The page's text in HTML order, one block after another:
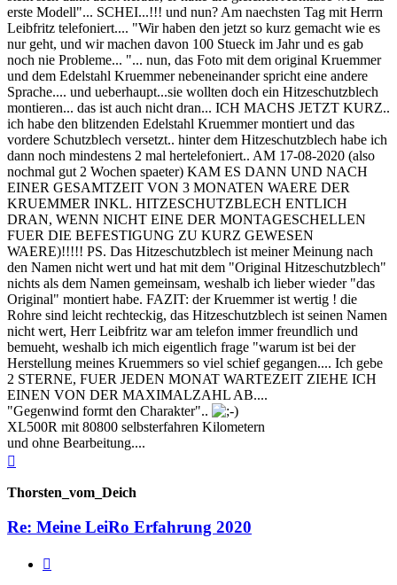
erste Modell"... SCHEI...!!! und nun? Am naechsten Tag mit Herrn
Leibfritz telefoniert.... "Wir haben den jetzt so kurz gemacht wie es
nur geht, und wir machen davon 100 Stueck im Jahr und es gab
noch nie Probleme... "... nun, das Foto mit dem original Kruemmer
und dem Edelstahl Kruemmer nebeneinander spricht eine andere
Sprache.... und ueberhaupt...sie wollten doch ein Hitzeschutzblech
montieren... das ist auch nicht dran... ICH MACHS JETZT KURZ..
ich habe den blitzenden Edelstahl Kruemmer montiert und das
vordere Schutzblech versetzt.. hinter dem Hitzeschutzblech habe ich
dann noch mindestens 2 mal hertelefoniert.. AM 17-08-2020 (also
nochmal gut 2 Wochen spaeter) KAM ES DANN UND NACH
EINER GESAMTZEIT VON 3 MONATEN WAERE DER
KRUEMMER INKL. HITZESCHUTZBLECH ENTLICH
DRAN, WENN NICHT EINE DER MONTAGESCHELLEN
FUER DIE BEFESTIGUNG ZU KURZ GEWESEN
WAERE)!!!!! PS. Das Hitzeschutzblech ist meiner Meinung nach
den Namen nicht wert und hat mit dem "Original Hitzeschutzblech"
nichts als dem Namen gemeinsam, weshalb ich lieber wieder "das
Original" montiert habe. FAZIT: der Kruemmer ist wertig ! die
Rohre sind leicht rechteckig, das Hitzeschutzblech ist seinen Namen
nicht wert, Herr Leibfritz war am telefon immer freundlich und
bemueht, weshalb ich mich eigentlich frage "warum ist bei der
Herstellung meines Kruemmers so viel schief gegangen.... Ich gebe
2 STERNE, FUER JEDEN MONAT WARTEZEIT ZIEHE ICH
EINEN VON DER MAXIMALZAHL AB....
"Gegenwind formt den Charakter"..
XL500R mit 80800 selbsterfahren Kilometern
und ohne Bearbeitung....
Thorsten_vom_Deich
Re: Meine LeiRo Erfahrung 2020